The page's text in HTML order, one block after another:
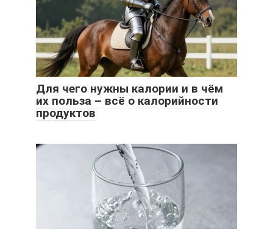
Для чего нужны калории и в чём
их польза – всё о калорийности
продуктов